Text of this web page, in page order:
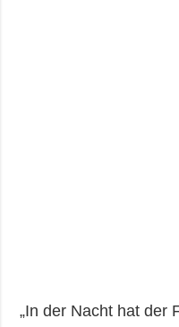
„In der Nacht hat der